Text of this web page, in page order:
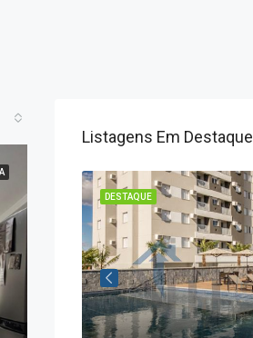
Listagens Em Destaque
DESTAQUE